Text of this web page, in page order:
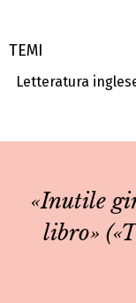
TEMI
Letteratura
«Inutile
libro»